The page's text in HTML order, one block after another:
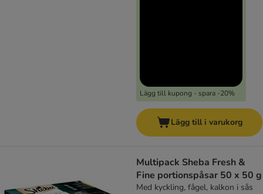
Lägg till kupong - spara -20%
Lägg till i varukorg
Multipack Sheba Fresh &
Fine portionspåsar 50 x 50 g
Med kyckling, fågel, kalkon i sås